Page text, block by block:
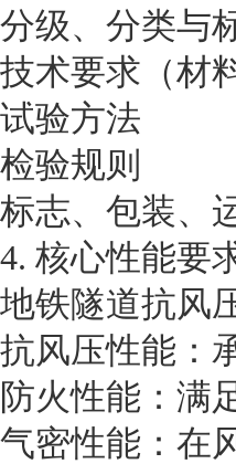
分级、分类与
技术要求（材
试验方法
检验规则
标志、包装、
4. 核心性能要
地铁隧道抗风
抗风压性能：
防火性能：满
气密性能：在